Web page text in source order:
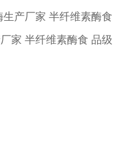
产厂家 半纤维素酶食
家 半纤维素酶食 品级